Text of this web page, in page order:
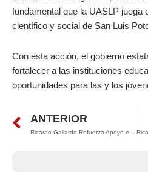
fundamental que la UASLP juega
científico y social de San Luis
Con esta acción, el gobierno
fortalecer a las instituciones
oportunidades para las y los
Prev
ANTERIOR